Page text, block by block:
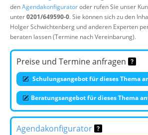
denAgendakonfiguratoroder rufen Sie unser
unter0201/649590-0. Sie können sich zu den
Holger Schwichtenberg und anderen Experten
beraten lassen (Termine nach Vereinbarung).
Preise und Termine anfragen
Schulungsangebot für dieses Thema
Beratungsangebot für dieses Thema
Agendakonfigurator